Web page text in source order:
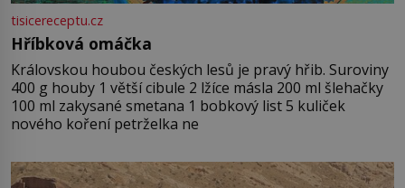
tisicereceptu.cz
Hříbková omáčka
Královskou houbou českých lesů je pravý hřib. Suroviny
400 g houby 1 větší cibule 2 lžíce másla 200 ml šlehačky
100 ml zakysané smetana 1 bobkový list 5 kuliček
nového koření petrželka ne